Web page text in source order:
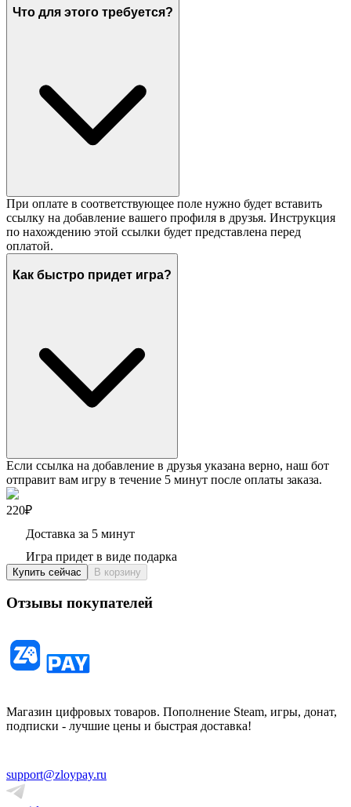
Что для этого требуется?
При оплате в соответствующее поле нужно будет вставить
ссылку на добавление вашего профиля в друзья. Инструкция
по нахождению этой ссылки будет представлена перед
оплатой.
Как быстро придет игра?
Если ссылка на добавление в друзья указана верно, наш бот
отправит вам игру в течение 5 минут после оплаты заказа.
220₽
Доставка за 5 минут
Игра придет в виде подарка
Купить сейчас В корзину
Отзывы покупателей
Магазин цифровых товаров. Пополнение Steam, игры, донат,
подписки - лучшие цены и быстрая доставка!
support@zloypay.ru